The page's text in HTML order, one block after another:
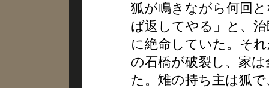
狐が鳴きながら何回
ば返してやる」と、
に絶命していた。そ
の石橋が破裂し、家
た。雉の持ち主は狐